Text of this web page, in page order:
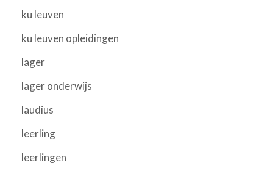
ku leuven
ku leuven opleidingen
lager
lager onderwijs
laudius
leerling
leerlingen